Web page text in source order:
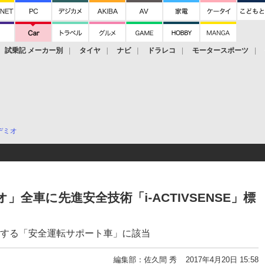
試乗記 メーカー別 タイヤ ナビ ドラレコ モータースポーツ
ミオ
」全車に先進安全技術「i-ACTIVSENSE」標
る「安全運転サポート車」に該当
編集部：佐久間 秀 2017年4月20日 15:58